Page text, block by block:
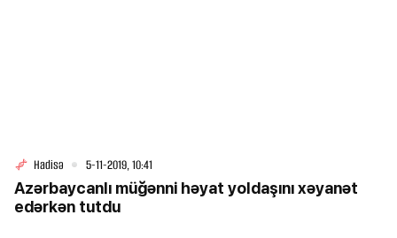
Hadisə 5-11-2019, 10:41
Azərbaycanlı müğənni həyat yoldaşını xəyanət
edərkən tutdu